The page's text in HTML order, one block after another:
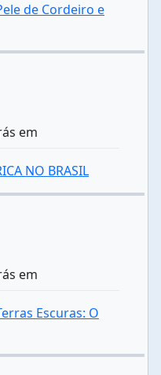
de Cordeiro e
em
NO BRASIL
em
Escuras: O